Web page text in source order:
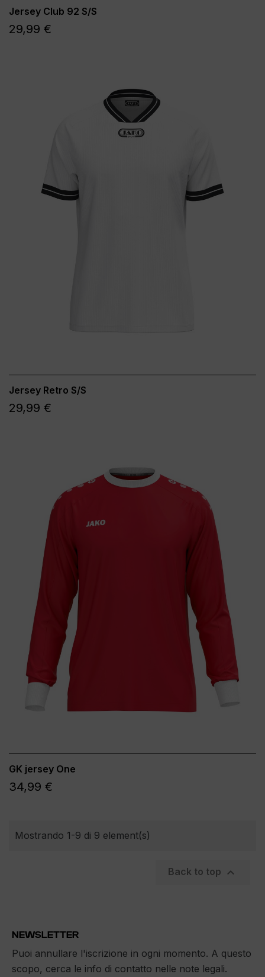
Jersey Club 92 S/S
29,99 €
Jersey Retro S/S
29,99 €
GK jersey One
34,99 €
Mostrando 1-9 di 9 element(s)
Back to top 
NEWSLETTER
Puoi annullare l'iscrizione in ogni momento. A questo
scopo, cerca le info di contatto nelle note legali.